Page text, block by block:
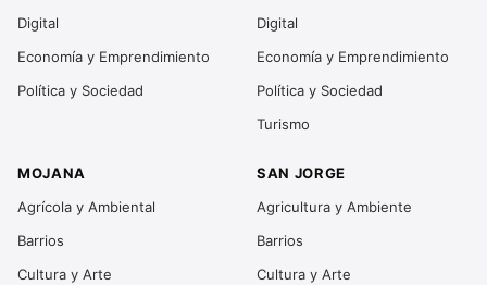
Digital
Economía y Emprendimiento
Política y Sociedad
Digital
Economía y Emprendimiento
Política y Sociedad
Turismo
MOJANA
Agrícola y Ambiental
Barrios
Cultura y Arte
SAN JORGE
Agricultura y Ambiente
Barrios
Cultura y Arte